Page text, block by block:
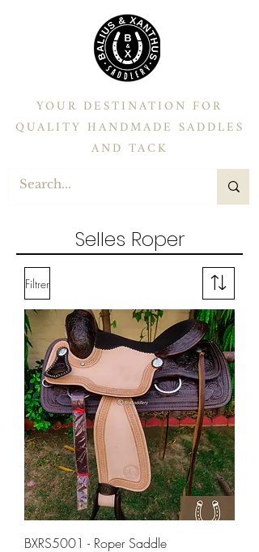
YOUR DESTINATION FOR
QUALITY HANDMADE SADDLES
AND TACK
Selles Roper
Filtrer
BXRS5001 - Roper Saddle